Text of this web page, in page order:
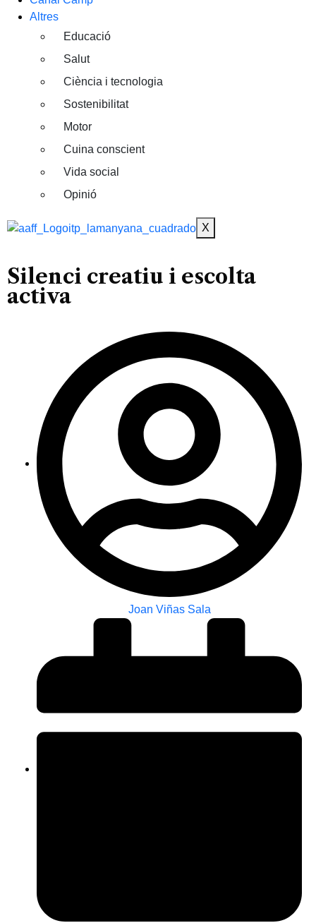
Altres
Educació
Salut
Ciència i tecnologia
Sostenibilitat
Motor
Cuina conscient
Vida social
Opinió
X
Silenci creatiu i escolta
activa
Joan Viñas Sala